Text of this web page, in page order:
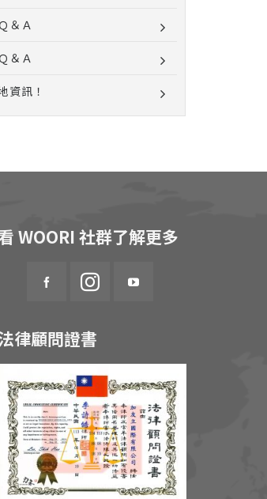
＆Ａ
＆Ａ
資訊！
WOORI 社群了解更多
律顧問證書